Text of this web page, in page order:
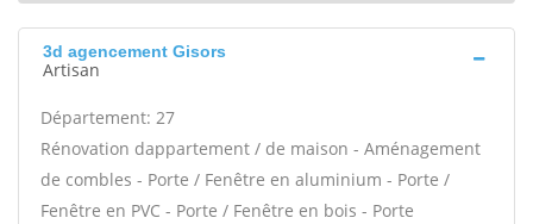
3d agencement Gisors
Artisan
Département: 27
Rénovation dappartement / de maison - Aménagement
de combles - Porte / Fenêtre en aluminium - Porte /
Fenêtre en PVC - Porte / Fenêtre en bois - Porte